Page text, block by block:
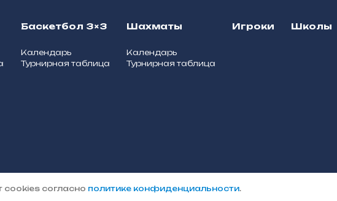
Баскетбол 3×3
Календарь
Турнирная таблица
Шахматы
Календарь
Турнирная таблица
Игроки Школы
Политика
cookies согласно политике конфиденциальности.